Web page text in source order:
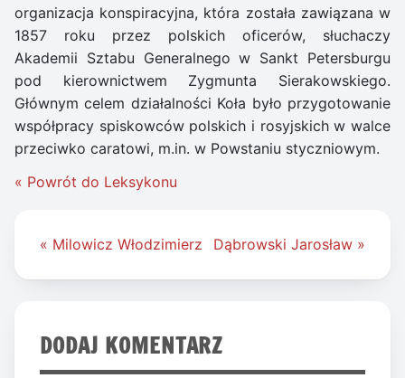
organizacja konspiracyjna, która została zawiązana w
1857 roku przez polskich oficerów, słuchaczy
Akademii Sztabu Generalnego w Sankt Petersburgu
pod kierownictwem Zygmunta Sierakowskiego.
Głównym celem działalności Koła było przygotowanie
współpracy spiskowców polskich i rosyjskich w walce
przeciwko caratowi, m.in. w Powstaniu styczniowym.
« Powrót do Leksykonu
Nawigacja
« Milowicz Włodzimierz Dąbrowski Jarosław »
DODAJ KOMENTARZ